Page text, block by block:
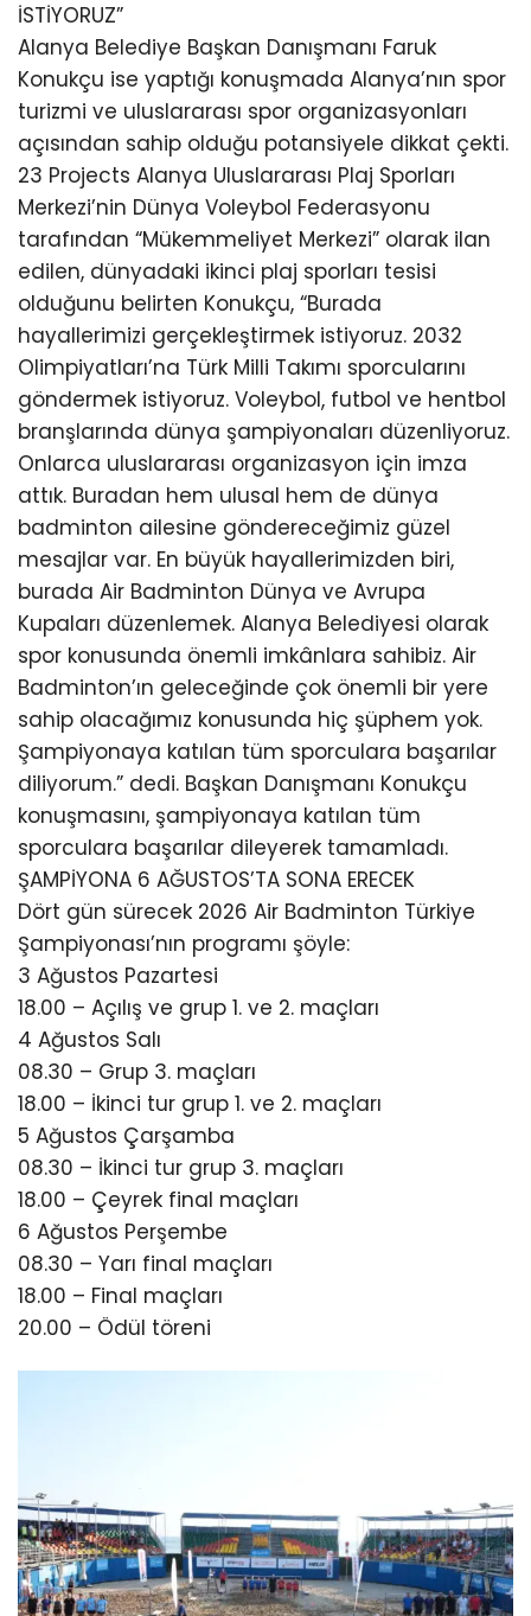
İSTİYORUZ”
Alanya Belediye Başkan Danışmanı Faruk
Konukçu ise yaptığı konuşmada Alanya’nın spor
turizmi ve uluslararası spor organizasyonları
açısından sahip olduğu potansiyele dikkat çekti.
23 Projects Alanya Uluslararası Plaj Sporları
Merkezi’nin Dünya Voleybol Federasyonu
tarafından “Mükemmeliyet Merkezi” olarak ilan
edilen, dünyadaki ikinci plaj sporları tesisi
olduğunu belirten Konukçu, “Burada
hayallerimizi gerçekleştirmek istiyoruz. 2032
Olimpiyatları’na Türk Milli Takımı sporcularını
göndermek istiyoruz. Voleybol, futbol ve hentbol
branşlarında dünya şampiyonaları düzenliyoruz.
Onlarca uluslararası organizasyon için imza
attık. Buradan hem ulusal hem de dünya
badminton ailesine göndereceğimiz güzel
mesajlar var. En büyük hayallerimizden biri,
burada Air Badminton Dünya ve Avrupa
Kupaları düzenlemek. Alanya Belediyesi olarak
spor konusunda önemli imkânlara sahibiz. Air
Badminton’ın geleceğinde çok önemli bir yere
sahip olacağımız konusunda hiç şüphem yok.
Şampiyonaya katılan tüm sporculara başarılar
diliyorum.” dedi. Başkan Danışmanı Konukçu
konuşmasını, şampiyonaya katılan tüm
sporculara başarılar dileyerek tamamladı.
ŞAMPİYONA 6 AĞUSTOS’TA SONA ERECEK
Dört gün sürecek 2026 Air Badminton Türkiye
Şampiyonası’nın programı şöyle:
3 Ağustos Pazartesi
18.00 – Açılış ve grup 1. ve 2. maçları
4 Ağustos Salı
08.30 – Grup 3. maçları
18.00 – İkinci tur grup 1. ve 2. maçları
5 Ağustos Çarşamba
08.30 – İkinci tur grup 3. maçları
18.00 – Çeyrek final maçları
6 Ağustos Perşembe
08.30 – Yarı final maçları
18.00 – Final maçları
20.00 – Ödül töreni